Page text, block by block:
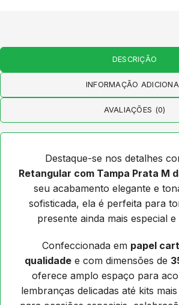
DESCRIÇÃO
INFORMAÇÃO
AVALIAÇÕES (0)
Destaque-se nos detalhes
Retangular com Tampa Prata M
seu acabamento elegante e
sofisticada, ela é perfeita para
presente ainda mais especial
Confeccionada em papel
qualidade e com dimensões de
oferece amplo espaço para
lembranças delicadas até kits